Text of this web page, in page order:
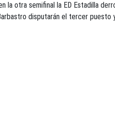
otra semifinal la ED Estadilla
disputarán el tercer puesto